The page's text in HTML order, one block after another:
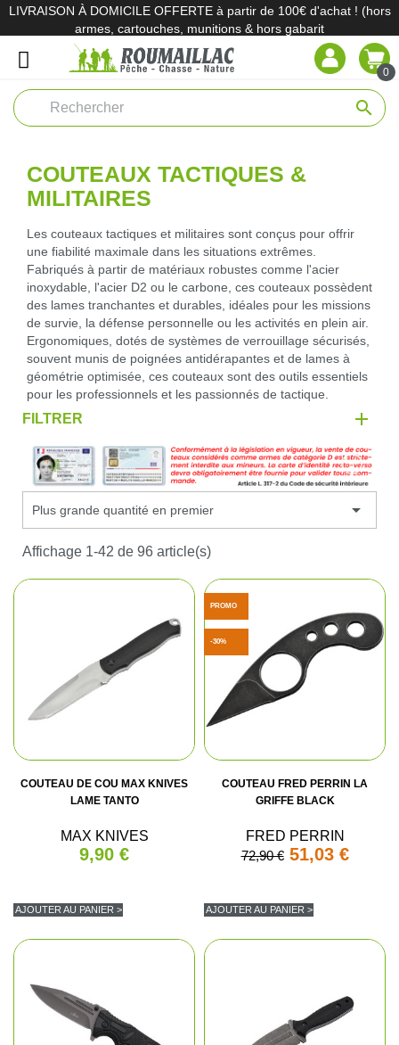
LIVRAISON À DOMICILE OFFERTE à partir de 100€ d'achat ! (hors
armes, cartouches, munitions & hors gabarit
0
search
COUTEAUX TACTIQUES &
MILITAIRES
Les couteaux tactiques et militaires sont conçus pour offrir
une fiabilité maximale dans les situations extrêmes.
Fabriqués à partir de matériaux robustes comme l'acier
inoxydable, l'acier D2 ou le carbone, ces couteaux possèdent
des lames tranchantes et durables, idéales pour les missions
de survie, la défense personnelle ou les activités en plein air.
Ergonomiques, dotés de systèmes de verrouillage sécurisés,
souvent munis de poignées antidérapantes et de lames à
géométrie optimisée, ces couteaux sont des outils essentiels
pour les professionnels et les passionnés de tactique.
FILTRER
Plus grande quantité en premier 
Affichage 1-42 de 96 article(s)
COUTEAU DE COU MAX KNIVES
LAME TANTO
MAX KNIVES
9,90 €
AJOUTER AU PANIER >
COUTEAU FRED PERRIN LA
GRIFFE BLACK
FRED PERRIN
72,90 € 51,03 €
AJOUTER AU PANIER >
PROMO
-30%